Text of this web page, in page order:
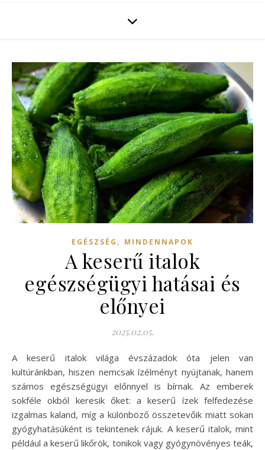
EGÉSZSÉG , MINDENNAPOK
A keserű italok
egészségügyi hatásai és
előnyei
2025.02.05.
A keserű italok világa évszázadok óta jelen van
kultúránkban, hiszen nemcsak ízélményt nyújtanak, hanem
számos egészségügyi előnnyel is bírnak. Az emberek
sokféle okból keresik őket: a keserű ízek felfedezése
izgalmas kaland, míg a különböző összetevőik miatt sokan
gyógyhatásúként is tekintenek rájuk. A keserű italok, mint
például a keserű likőrök, tonikok vagy gyógynövényes teák,